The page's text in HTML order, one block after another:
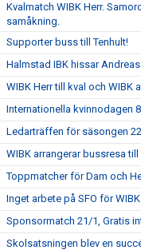
Kvalmatch WIBK Herr.
samåkning.
Supporter buss till Tenhult!
Halmstad IBK hissar
WIBK Herr till kval och WIBK
Internationella kvinnodagen
Ledarträffen för säsongen
WIBK arrangerar bussresa
Toppmatcher för Dam och
Inget arbete på SFO för
Sponsormatch 21/1, Gratis
Skolsatsningen blev en